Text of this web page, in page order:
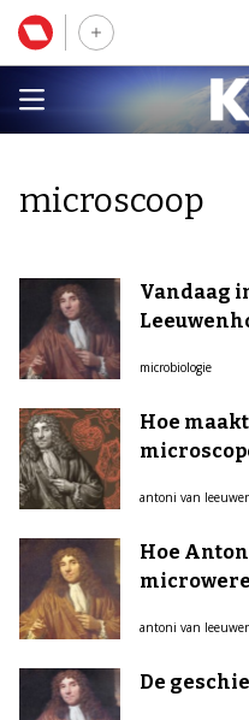
microscoop
Vandaag
microbiologie
Hoe
antoni van
Hoe
antoni van
De